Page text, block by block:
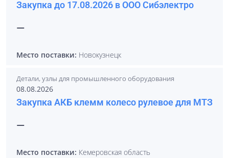
Закупка до 17.08.2026 в ООО Сибэлектро
—
Место поставки: Новокузнецк
Детали, узлы для промышленного оборудования
08.08.2026
Закупка АКБ клемм колесо рулевое для МТЗ
—
Место поставки: Кемеровская область